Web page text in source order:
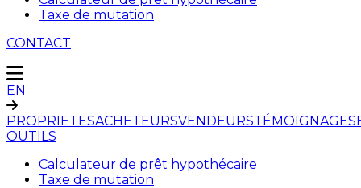
Taxe de mutation
CONTACT
EN
PROPRIETESACHETEURSVENDEURSTÉMOIGNAGES
OUTILS
Calculateur de prêt hypothécaire
Taxe de mutation